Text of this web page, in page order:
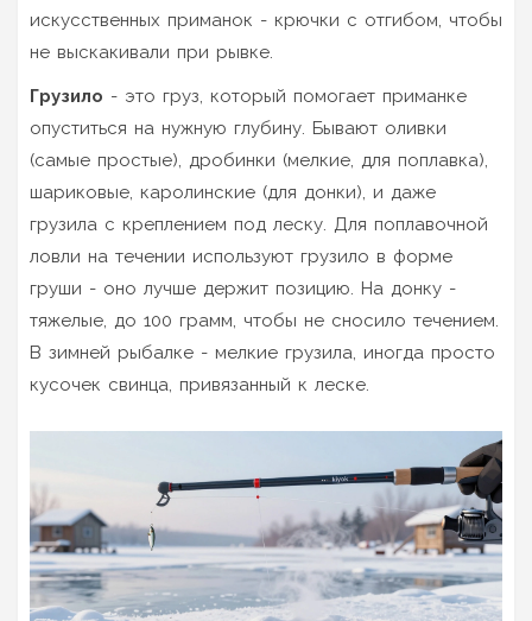
искусственных приманок - крючки с отгибом, чтобы
не выскакивали при рывке.
Грузило - это груз, который помогает приманке
опуститься на нужную глубину. Бывают оливки
(самые простые), дробинки (мелкие, для поплавка),
шариковые, каролинские (для донки), и даже
грузила с креплением под леску. Для поплавочной
ловли на течении используют грузило в форме
груши - оно лучше держит позицию. На донку -
тяжелые, до 100 грамм, чтобы не сносило течением.
В зимней рыбалке - мелкие грузила, иногда просто
кусочек свинца, привязанный к леске.